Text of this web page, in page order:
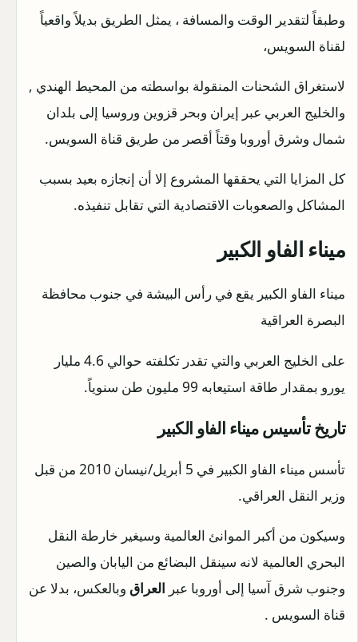
وطبقاً لتقدير الوقت والمسافة ، يمثل الطريق بديلاً واقعياً
لقناة السويس،
لاستغراق الشحنات المنقولة بواسطته من المحيط الهندي ,
والخليج العربي عبر إيران وبحر قزوين وروسيا إلى بلدان
شمال وشرق أوروبا وقتاً أقصر من طريق قناة السويس.
كل المزايا التي يحققها المشروع إلا أن إنجازه بعيد بسبب
المشاكل والصعوبات الاقتصادية التي تقابل تنفيذه.
ميناء الفاو الكبير
ميناء الفاو الكبير يقع في رأس البيشة في جنوب محافظة
البصرة العراقية
على الخليج العربي والتي تقدر تكلفته حوالي 4.6 مليار
يورو بمقدار طاقة استيعابه 99 مليون طن سنوياً.
تاريخ تأسيس ميناء الفاو الكبير
تأسس ميناء الفاو الكبير في 5 أبريل/نيسان 2010 من قبل
وزير النقل العراقي.
وسيكون من أكبر الموانئ العالمية وسيغير خارطة النقل
البحري العالمية لانه سينقل البضائع من اليابان والصين
وجنوب شرق آسيا إلى أوروبا عبر العراق وبالعكس، بدلا عن
قناة السويس .